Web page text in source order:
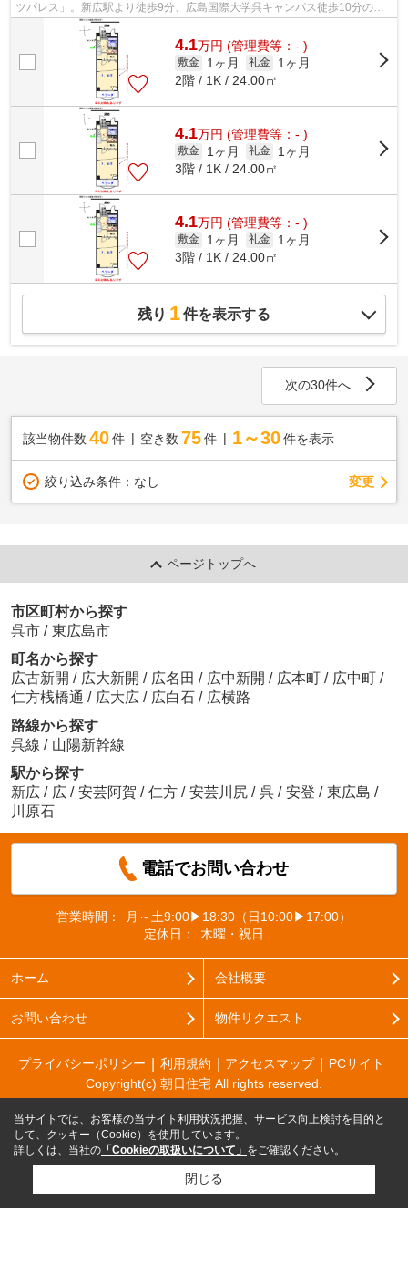
ツパレス」。新広駅より徒歩9分、広島国際大学呉キャンパス徒歩10分の便
利な立地。居住者専用ゴミ置き場あり。...
4.1万円 (管理費等：- )
敷金 1ヶ月 礼金
1ヶ月
2階 / 1K / 24.00㎡
4.1万円 (管理費等：- )
敷金 1ヶ月 礼金
1ヶ月
3階 / 1K / 24.00㎡
4.1万円 (管理費等：- )
敷金 1ヶ月 礼金
1ヶ月
3階 / 1K / 24.00㎡
残り 1件を表示する
次の30件へ
該当物件数 40件 空き数 75 件 1～30 件を表示
絞り込み条件： なし 変更
ページトップへ
市区町村から探す
呉市 / 東広島市
町名から探す
広古新開 / 広大新開 / 広名田 / 広中新開 / 広本町 / 広中町 /
仁方桟橋通 / 広大広 / 広白石 / 広横路
路線から探す
呉線 / 山陽新幹線
駅から探す
新広 / 広 / 安芸阿賀 / 仁方 / 安芸川尻 / 呉 / 安登 / 東広島 /
川原石
電話でお問い合わせ
営業時間：
月～土9:00▶18:30（日10:00▶17:00）
定休日：
木曜・祝日
ホーム 会社概要
お問い合わせ 物件リクエスト
プライバシーポリシー 利用規約 アクセスマップ
PCサイト
Copyright(c) 朝日住宅 All rights reserved.
当サイトでは、お客様の当サイト利用状況把握、サービス向上検討を目的と
して、クッキー（Cookie）を使用しています。
詳しくは、当社の 「Cookieの取扱いについて」 をご確認ください。
閉じる